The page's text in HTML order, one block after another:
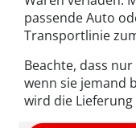
passende Auto
Transportlinie
Beachte, dass
wenn sie jemand
wird die